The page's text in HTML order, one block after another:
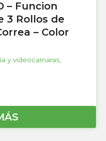
– Funcion
3 Rollos de
– Color
y videocamaras